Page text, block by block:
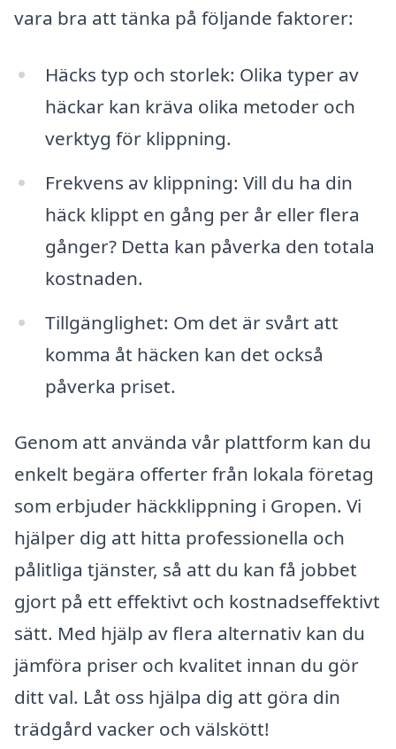
vara bra att tänka på följande faktorer:
Häcks typ och storlek: Olika typer av
häckar kan kräva olika metoder och
verktyg för klippning.
Frekvens av klippning: Vill du ha din
häck klippt en gång per år eller flera
gånger? Detta kan påverka den totala
kostnaden.
Tillgänglighet: Om det är svårt att
komma åt häcken kan det också
påverka priset.
Genom att använda vår plattform kan du
enkelt begära offerter från lokala företag
som erbjuder häckklippning i Gropen. Vi
hjälper dig att hitta professionella och
pålitliga tjänster, så att du kan få jobbet
gjort på ett effektivt och kostnadseffektivt
sätt. Med hjälp av flera alternativ kan du
jämföra priser och kvalitet innan du gör
ditt val. Låt oss hjälpa dig att göra din
trädgård vacker och välskött!